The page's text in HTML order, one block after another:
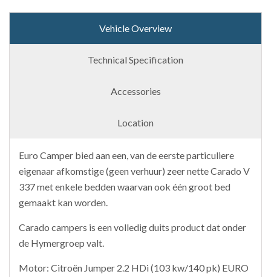
Vehicle Overview
Technical Specification
Accessories
Location
Euro Camper bied aan een, van de eerste particuliere
eigenaar afkomstige (geen verhuur) zeer nette Carado V
337 met enkele bedden waarvan ook één groot bed
gemaakt kan worden.
Carado campers is een volledig duits product dat onder
de Hymergroep valt.
Motor: Citroën Jumper 2.2 HDi (103 kw/140 pk) EURO